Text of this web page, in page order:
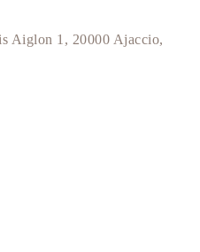
Aiglon 1, 20000 Ajaccio,